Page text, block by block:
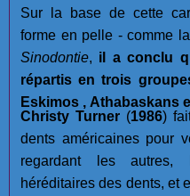
Sur la base de cette
forme en pelle - comme
Sinodontie, il a conclu
répartis en trois
Eskimos , Athabaskans
Christy Turner (1986)
dents américaines pour
regardant les autres,
héréditaires des dents, et